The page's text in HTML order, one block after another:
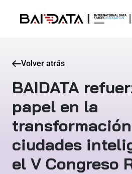
Volver atrás
BAIDATA
papel en la
ciudades
el V Congreso